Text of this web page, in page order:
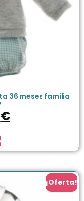
36 meses familia
€
¡Oferta!